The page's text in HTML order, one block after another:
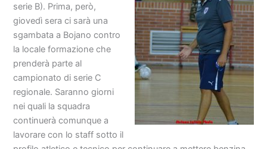
serie B). Prima, però,
giovedì sera ci sarà una
sgambata a Bojano contro
la locale formazione che
prenderà parte al
campionato di serie C
regionale. Saranno giorni
nei quali la squadra
continuerà comunque a
lavorare con lo staff sotto il